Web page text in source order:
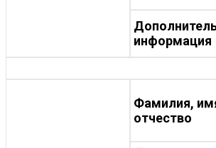
информация
Фамилия,
отчество